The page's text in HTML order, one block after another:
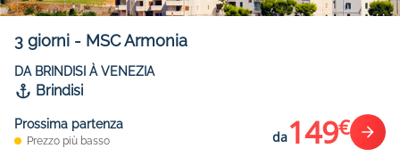
3 giorni - MSC Armonia
DA BRINDISI À VENEZIA
Brindisi
Prossima partenza
Prezzo più basso da149€